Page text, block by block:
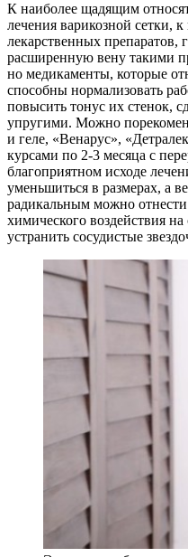
К наиболее щадящим
лечения варикозной сетки,
лекарственных препаратов,
расширенную вену такими
но медикаменты, которые
способны нормализовать
повысить тонус их стенок,
упругими. Можно
и геле, «Венарус»,
курсами по 2-3 месяца с
благоприятном исходе
уменьшиться в размерах, а
радикальным можно
химического воздействия
устранить сосудистые